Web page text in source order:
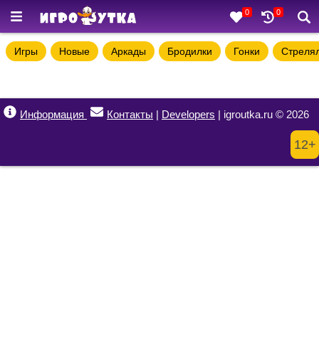
0 0
Игры Новые Аркады Бродилки Гонки
Информация Контакты | Developers | igroutka.ru © 2026
12+